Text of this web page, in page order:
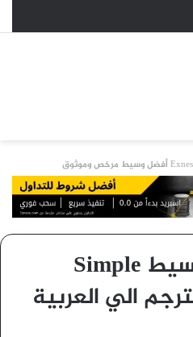
كتاب التداول البسيط Simple